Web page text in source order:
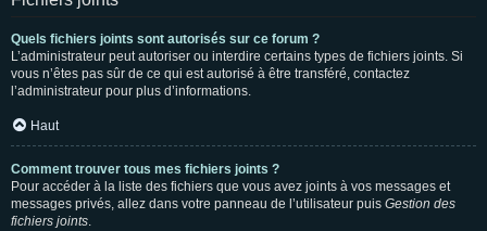
Quels fichiers joints sont autorisés sur ce forum ?
L’administrateur peut autoriser ou interdire certains types de fichiers joints. Si
vous n’êtes pas sûr de ce qui est autorisé à être transféré, contactez
l’administrateur pour plus d’informations.
Haut
Comment trouver tous mes fichiers joints ?
Pour accéder à la liste des fichiers que vous avez joints à vos messages et
messages privés, allez dans votre panneau de l’utilisateur puis Gestion des
fichiers joints.